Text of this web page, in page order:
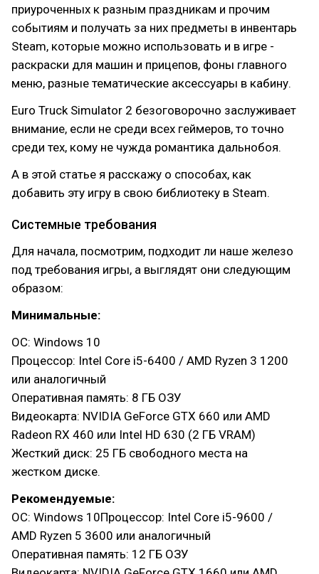
приуроченных к разным праздникам и прочим
событиям и получать за них предметы в инвентарь
Steam, которые можно использовать и в игре -
раскраски для машин и прицепов, фоны главного
меню, разные тематические аксессуары в кабину.
Euro Truck Simulator 2 безоговорочно заслуживает
внимание, если не среди всех геймеров, то точно
среди тех, кому не чужда романтика дальнобоя.
А в этой статье я расскажу о способах, как
добавить эту игру в свою библиотеку в Steam.
Системные требования
Для начала, посмотрим, подходит ли наше железо
под требования игры, а выглядят они следующим
образом:
Минимальные:
ОС: Windows 10
Процессор: Intel Core i5-6400 / AMD Ryzen 3 1200
или аналогичный
Оперативная память: 8 ГБ ОЗУ
Видеокарта: NVIDIA GeForce GTX 660 или AMD
Radeon RX 460 или Intel HD 630 (2 ГБ VRAM)
Жесткий диск: 25 ГБ свободного места на
жестком диске.
Рекомендуемые:
ОС: Windows 10Процессор: Intel Core i5-9600 /
AMD Ryzen 5 3600 или аналогичный
Оперативная память: 12 ГБ ОЗУ